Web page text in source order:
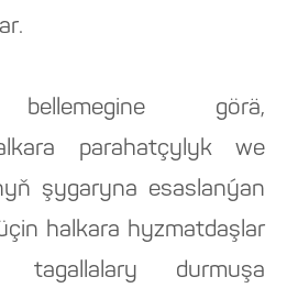
bellemegine görä,
parahatçylyk we
şygaryna esaslanýan
halkara hyzmatdaşlar
tagallalary durmuşa